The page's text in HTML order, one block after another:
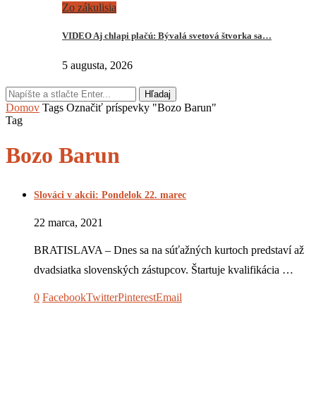
Zo zákulisia
VIDEO Aj chlapi plačú: Bývalá svetová štvorka sa…
5 augusta, 2026
Hľadaj
Domov Tags Označiť príspevky "Bozo Barun"
Tag
Bozo Barun
Slováci v akcii: Pondelok 22. marec
22 marca, 2021
BRATISLAVA – Dnes sa na súťažných kurtoch predstaví až
dvadsiatka slovenských zástupcov. Štartuje kvalifikácia …
0 FacebookTwitterPinterestEmail